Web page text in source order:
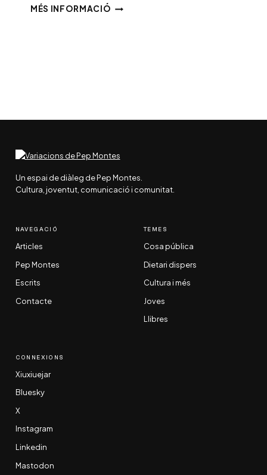
MÉS INFORMACIÓ ENREDANDO.
Un espai de diàleg de Pep Montes.
Cultura, joventut, comunicació i comunitat.
NAVEGACIÓ
Articles
Pep Montes
Escrits
Contacte
TEMES
Cosa pública
Dietari dispers
Cultura i més
Joves
Llibres
CONNEXIONS
Xiuxiuejar
Bluesky
X
Instagram
Linkedin
Mastodon